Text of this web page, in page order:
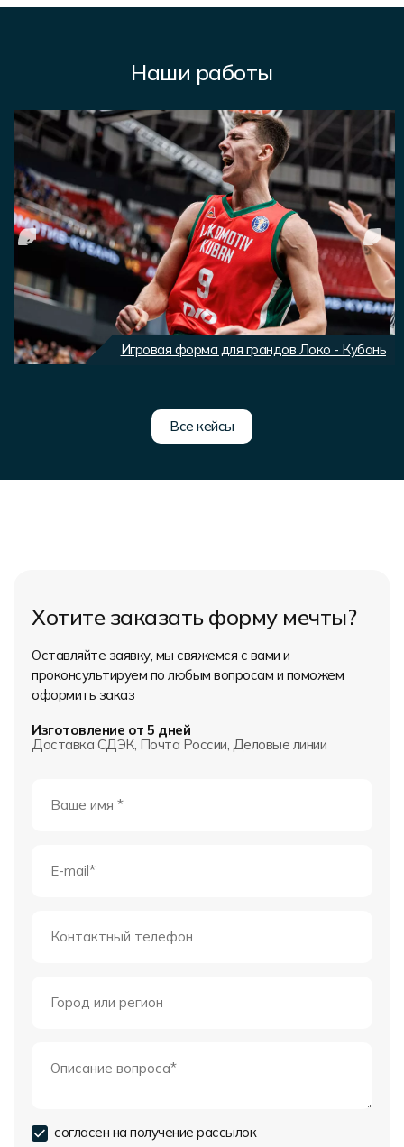
Наши работы
Игровая форма для грандов Локо - Кубань
Все кейсы
Хотите заказать форму мечты?
Оставляйте заявку, мы свяжемся с вами и
проконсультируем по любым вопросам и поможем
оформить заказ
Изготовление от 5 дней
Доставка СДЭК, Почта России, Деловые линии
согласен на получение рассылок